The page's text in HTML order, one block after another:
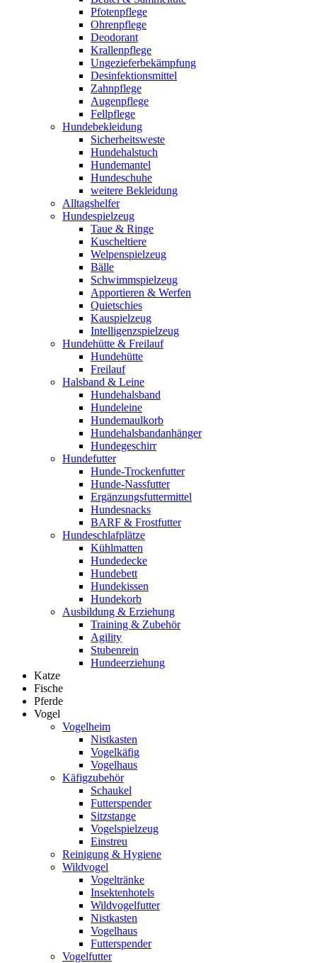
Pfotenpflege
Ohrenpflege
Deodorant
Krallenpflege
Ungezieferbekämpfung
Desinfektionsmittel
Zahnpflege
Augenpflege
Fellpflege
Hundebekleidung
Sicherheitsweste
Hundehalstuch
Hundemantel
Hundeschuhe
weitere Bekleidung
Alltagshelfer
Hundespielzeug
Taue & Ringe
Kuscheltiere
Welpenspielzeug
Bälle
Schwimmspielzeug
Apportieren & Werfen
Quietschies
Kauspielzeug
Intelligenzspielzeug
Hundehütte & Freilauf
Hundehütte
Freilauf
Halsband & Leine
Hundehalsband
Hundeleine
Hundemaulkorb
Hundehalsbandanhänger
Hundegeschirr
Hundefutter
Hunde-Trockenfutter
Hunde-Nassfutter
Ergänzungsfuttermittel
Hundesnacks
BARF & Frostfutter
Hundeschlafplätze
Kühlmatten
Hundedecke
Hundebett
Hundekissen
Hundekorb
Ausbildung & Erziehung
Training & Zubehör
Agility
Stubenrein
Hundeerziehung
Katze
Fische
Pferde
Vogel
Vogelheim
Nistkasten
Vogelkäfig
Vogelhaus
Käfigzubehör
Schaukel
Futterspender
Sitzstange
Vogelspielzeug
Einstreu
Reinigung & Hygiene
Wildvogel
Vogeltränke
Insektenhotels
Wildvogelfutter
Nistkasten
Vogelhaus
Futterspender
Vogelfutter